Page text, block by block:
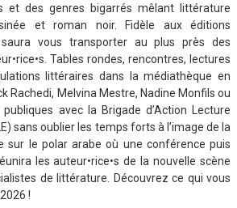
et des genres bigarrés mêlant littérature
et roman noir. Fidèle aux éditions
saura vous transporter au plus près des
Tables rondes, rencontres, lectures
littéraires dans la médiathèque en
Rachedi, Melvina Mestre, Nadine Monfils ou
avec la Brigade d’Action Lecture
sans oublier les temps forts à l’image de la
sur le polar arabe où une conférence puis
les auteur•rice•s de la nouvelle scène
de littérature. Découvrez ce qui vous
!